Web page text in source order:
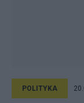
POLITYKA